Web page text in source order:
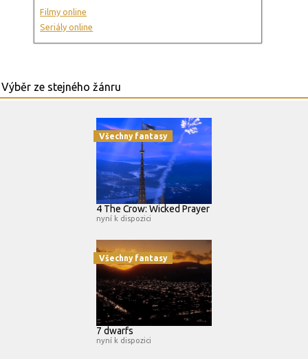
Filmy online
Seriály online
Všechny fantasy
4 The Crow: Wicked Prayer
nyní k dispozici
Všechny fantasy
7 dwarfs
nyní k dispozici